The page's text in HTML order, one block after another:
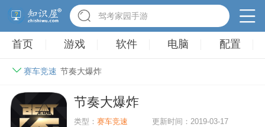
驾考家园手游
首页 游戏 软件 电脑 配置
赛车竞速 节奏大爆炸
节奏大爆炸
类型：赛车竞速 更新时间：2019-03-17